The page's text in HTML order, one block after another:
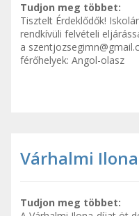
Tudjon meg többet:
Tisztelt Érdeklődők!
rendkívüli felvételi
a
férőhelyek: Angol-olasz
Várhalmi
Tudjon meg többet: